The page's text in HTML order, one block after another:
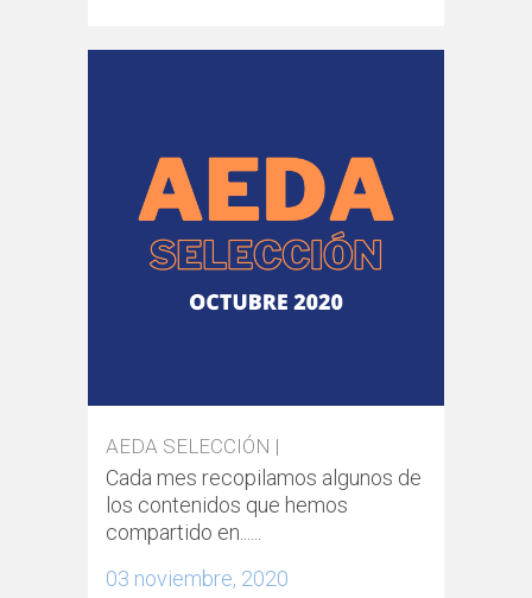
AEDA SELECCIÓN |
Cada mes recopilamos algunos de
los contenidos que hemos
compartido en......
03 noviembre, 2020